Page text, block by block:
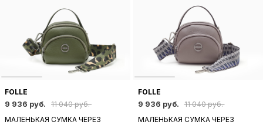
FOLLE
9 936 руб.
11 040 руб.
МАЛЕНЬКАЯ СУМКА ЧЕРЕЗ
FOLLE
9 936 руб.
11 040 руб.
МАЛЕНЬКАЯ СУМКА ЧЕРЕЗ